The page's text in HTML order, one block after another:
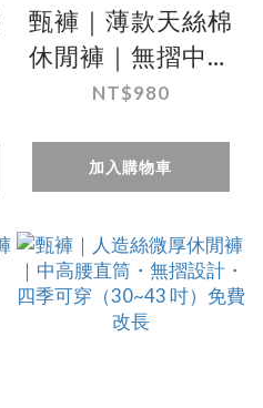
甄褲｜薄款天絲棉
休閒褲｜無摺中高
腰・透氣吸汗
改長
NT$980
加入購物車